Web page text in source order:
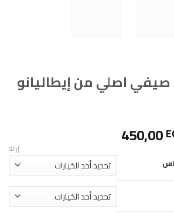
صيفي اصلي من إيطاليانو
الأصلي
500,00 EGP.
450,00
الحالي
هو:
450,00 EGP.
إزالة